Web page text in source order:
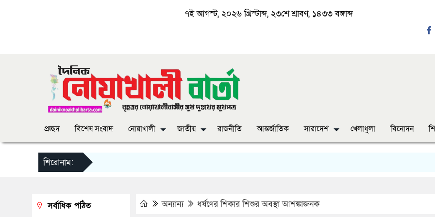
৭ই আগস্ট, ২০২৬ খ্রিস্টাব্দ, ২৩শে শ্রাবণ, ১৪৩৩ বঙ্গাব্দ
প্রচ্ছদ বিশেষ সংবাদ নোয়াখালী জাতীয় রাজনীতি আন্তর্জাতিক সারাদেশ খেলাধুলা বিনোদন
শিরোনাম:
অন্যান্য ধর্ষণের শিকার শিশুর অবস্থা আশঙ্কাজনক
সর্বাধিক পঠিত